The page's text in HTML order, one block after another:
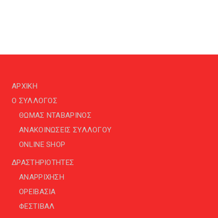
ΑΡΧΙΚΗ
Ο ΣΥΛΛΟΓΟΣ
ΘΩΜΑΣ ΝΤΑΒΑΡΙΝΟΣ
ΑΝΑΚΟΙΝΩΣΕΙΣ ΣΥΛΛΟΓΟΥ
ONLINE SHOP
ΔΡΑΣΤΗΡΙΟΤΗΤΕΣ
ΑΝΑΡΡΙΧΗΣΗ
ΟΡΕΙΒΑΣΙΑ
ΦΕΣΤΙΒΑΛ